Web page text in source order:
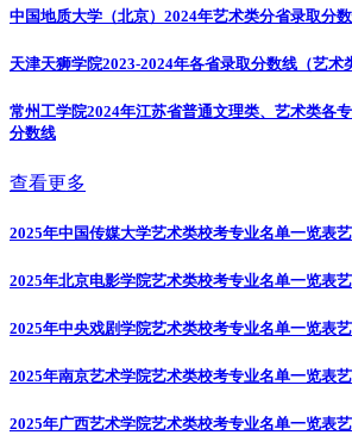
中国地质大学（北京）2024年艺术类分省录取分
天津天狮学院2023-2024年各省录取分数线（艺术
常州工学院2024年江苏省普通文理类、艺术类各
分数线
查看更多
2025年中国传媒大学艺术类校考专业名单一览表
2025年北京电影学院艺术类校考专业名单一览表
2025年中央戏剧学院艺术类校考专业名单一览表
2025年南京艺术学院艺术类校考专业名单一览表
2025年广西艺术学院艺术类校考专业名单一览表